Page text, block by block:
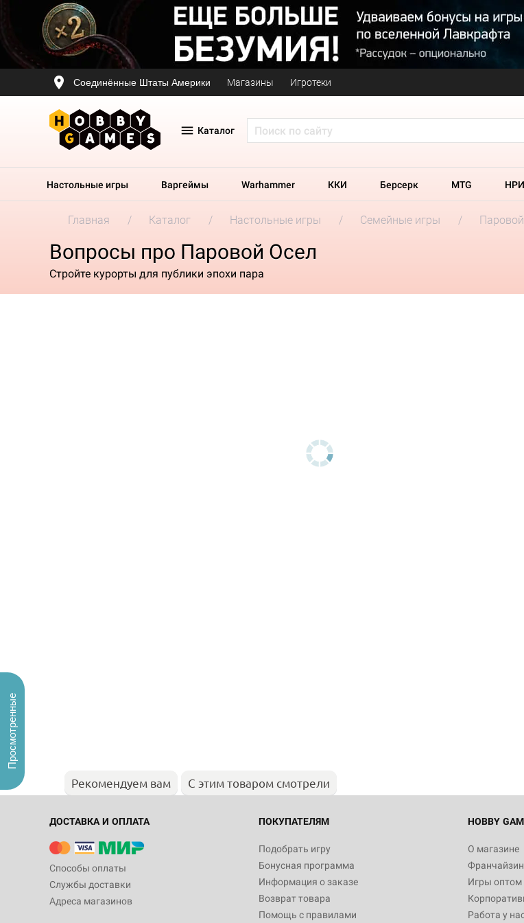
Соединённые Штаты Америки Магазины Игротеки
Каталог
Настольные игры Варгеймы Warhammer ККИ Берсерк MTG НРИ
Главная Каталог Настольные игры Семейные игры
Вопросы про Паровой Осел
Стройте курорты для публики эпохи пара
Рекомендуем вам С этим товаром смотрели
ДОСТАВКА И ОПЛАТА
Способы оплаты
Службы доставки
Адреса магазинов
ПОКУПАТЕЛЯМ
Подобрать игру
Бонусная программа
Информация о заказе
Возврат товара
Помощь с правилами
HOBBY
О магазине
Игры оптом
Работа у
Просмотренные
Белая
12 990
3 490